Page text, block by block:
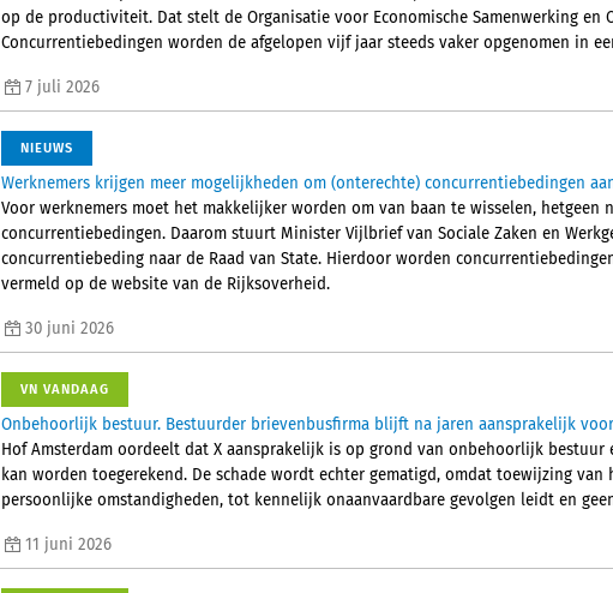
op de productiviteit. Dat stelt de Organisatie voor Economische Samenwerking en
Concurrentiebedingen worden de afgelopen vijf jaar steeds vaker opgenomen in
7 juli 2026
NIEUWS
Werknemers krijgen meer mogelijkheden om (onterechte) concurrentiebedingen
Voor werknemers moet het makkelijker worden om van baan te wisselen,
concurrentiebedingen. Daarom stuurt Minister Vijlbrief van Sociale Zaken en
concurrentiebeding naar de Raad van State. Hierdoor worden
vermeld op de website van de Rijksoverheid.
30 juni 2026
VN VANDAAG
Onbehoorlijk bestuur. Bestuurder brievenbusfirma blijft na jaren aansprakelijk voor
Hof Amsterdam oordeelt dat X aansprakelijk is op grond van onbehoorlijk
kan worden toegerekend. De schade wordt echter gematigd, omdat toewijzing van
persoonlijke omstandigheden, tot kennelijk onaanvaardbare gevolgen leidt en
11 juni 2026